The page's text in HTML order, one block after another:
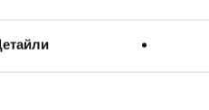
This silver picture frame
place your favorite
pleasant as a gift.